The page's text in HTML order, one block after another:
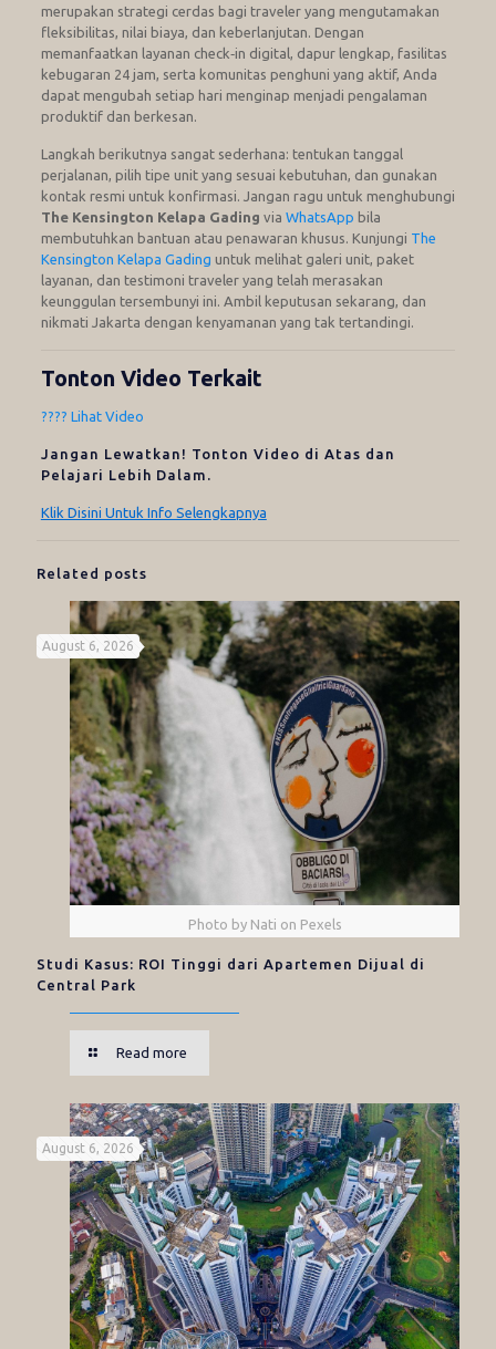
merupakan strategi cerdas bagi traveler yang mengutamakan
fleksibilitas, nilai biaya, dan keberlanjutan. Dengan
memanfaatkan layanan check‑in digital, dapur lengkap, fasilitas
kebugaran 24 jam, serta komunitas penghuni yang aktif, Anda
dapat mengubah setiap hari menginap menjadi pengalaman
produktif dan berkesan.
Langkah berikutnya sangat sederhana: tentukan tanggal
perjalanan, pilih tipe unit yang sesuai kebutuhan, dan gunakan
kontak resmi untuk konfirmasi. Jangan ragu untuk menghubungi
The Kensington Kelapa Gading via WhatsApp bila
membutuhkan bantuan atau penawaran khusus. Kunjungi The
Kensington Kelapa Gading untuk melihat galeri unit, paket
layanan, dan testimoni traveler yang telah merasakan
keunggulan tersembunyi ini. Ambil keputusan sekarang, dan
nikmati Jakarta dengan kenyamanan yang tak tertandingi.
Tonton Video Terkait
???? Lihat Video
Jangan Lewatkan! Tonton Video di Atas dan
Pelajari Lebih Dalam.
Klik Disini Untuk Info Selengkapnya
Related posts
Photo by Nati on Pexels
August 6, 2026
Studi Kasus: ROI Tinggi dari Apartemen Dijual di
Central Park
Read more
August 6, 2026